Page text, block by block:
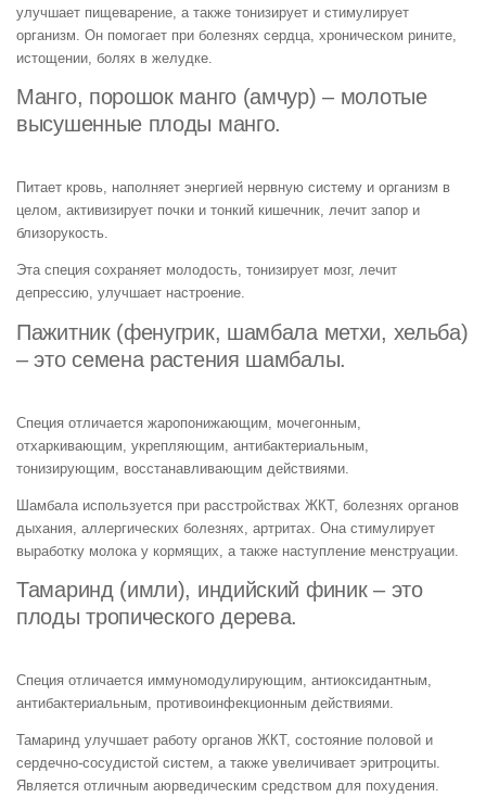
улучшает пищеварение, а также тонизирует и стимулирует
организм. Он помогает при болезнях сердца, хроническом рините,
истощении, болях в желудке.
Манго, порошок манго (амчур) – молотые
высушенные плоды манго.
Питает кровь, наполняет энергией нервную систему и организм в
целом, активизирует почки и тонкий кишечник, лечит запор и
близорукость.
Эта специя сохраняет молодость, тонизирует мозг, лечит
депрессию, улучшает настроение.
Пажитник (фенугрик, шамбала метхи, хельба)
– это семена растения шамбалы.
Специя отличается жаропонижающим, мочегонным,
отхаркивающим, укрепляющим, антибактериальным,
тонизирующим, восстанавливающим действиями.
Шамбала используется при расстройствах ЖКТ, болезнях органов
дыхания, аллергических болезнях, артритах. Она стимулирует
выработку молока у кормящих, а также наступление менструации.
Тамаринд (имли), индийский финик – это
плоды тропического дерева.
Специя отличается иммуномодулирующим, антиоксидантным,
антибактериальным, противоинфекционным действиями.
Тамаринд улучшает работу органов ЖКТ, состояние половой и
сердечно-сосудистой систем, а также увеличивает эритроциты.
Является отличным аюрведическим средством для похудения.